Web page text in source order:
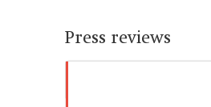
Press reviews